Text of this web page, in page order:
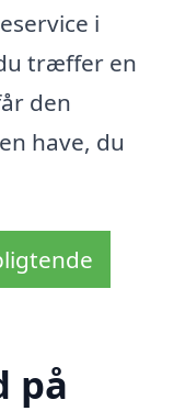
i
træffer en
den
have, du
på